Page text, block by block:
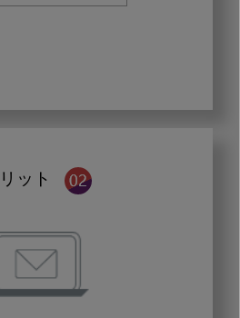
ット